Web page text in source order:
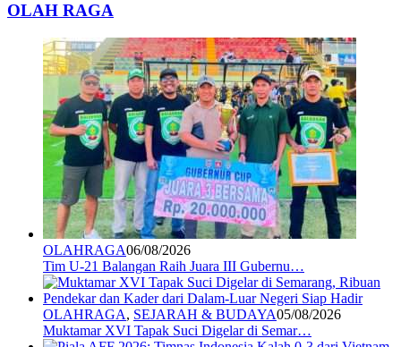
OLAH RAGA
OLAHRAGA06/08/2026
Tim U-21 Balangan Raih Juara III Gubernu…
OLAHRAGA, SEJARAH & BUDAYA05/08/2026
Muktamar XVI Tapak Suci Digelar di Semar…